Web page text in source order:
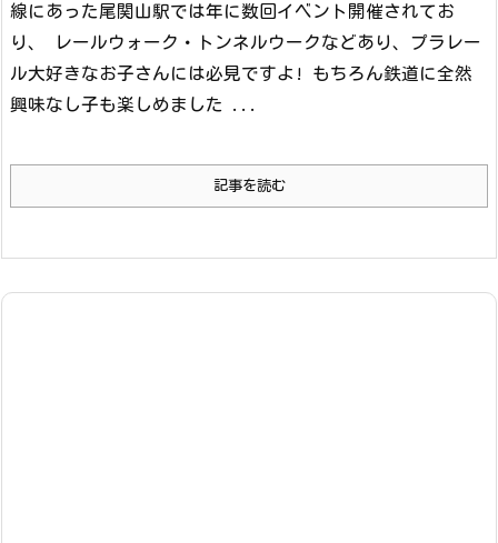
線にあった尾関山駅では年に数回イベント開催されてお
り、 レールウォーク・トンネルウークなどあり、プラレー
ル大好きなお子さんには必見ですよ! もちろん鉄道に全然
興味なし子も楽しめました ...
記事を読む